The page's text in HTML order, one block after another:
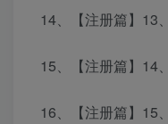
14、【注册篇】13
15、【注册篇】14
16、【注册篇】15